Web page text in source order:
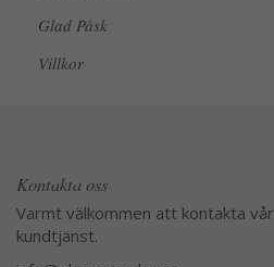
Glad Påsk
Villkor
Kontakta oss
Varmt välkommen att kontakta vår
kundtjänst.